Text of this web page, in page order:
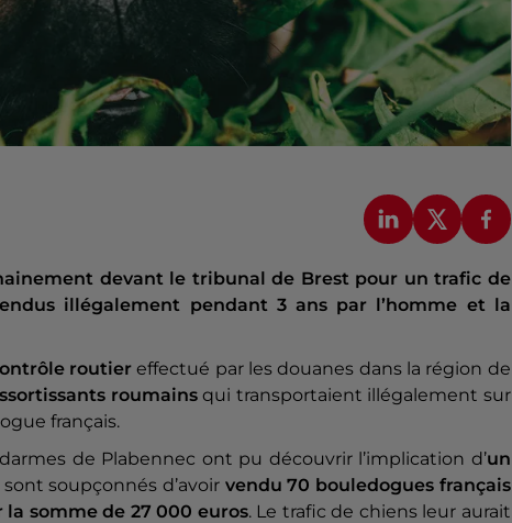
devant le tribunal de Brest pour un trafic de
illégalement pendant 3 ans par l’homme et la
routiereffectué par les douanes dans la région de
roumainsqui transportaient illégalement sur
français.
de Plabennec ont pu découvrir l’implication d’un
soupçonnés d’avoir vendu 70 bouledogues français
la somme de 27 000 euros. Le trafic de chiens leur aurait